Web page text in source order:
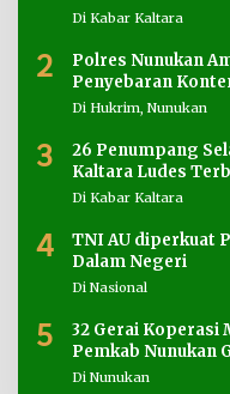
Di Kabar Kaltara
2
Polres Nunukan
Penyebaran
Di Hukrim, Nunukan
3
26 Penumpang
Kaltara Ludes
Di Kabar Kaltara
4
TNI AU diperkuat
Dalam Negeri
Di Nasional
5
32 Gerai Koperasi
Pemkab Nunukan
Di Nunukan